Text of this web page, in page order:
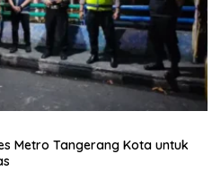
Metro Tangerang Kota untuk